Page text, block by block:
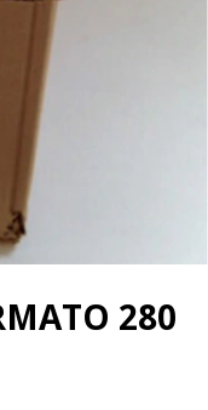
280